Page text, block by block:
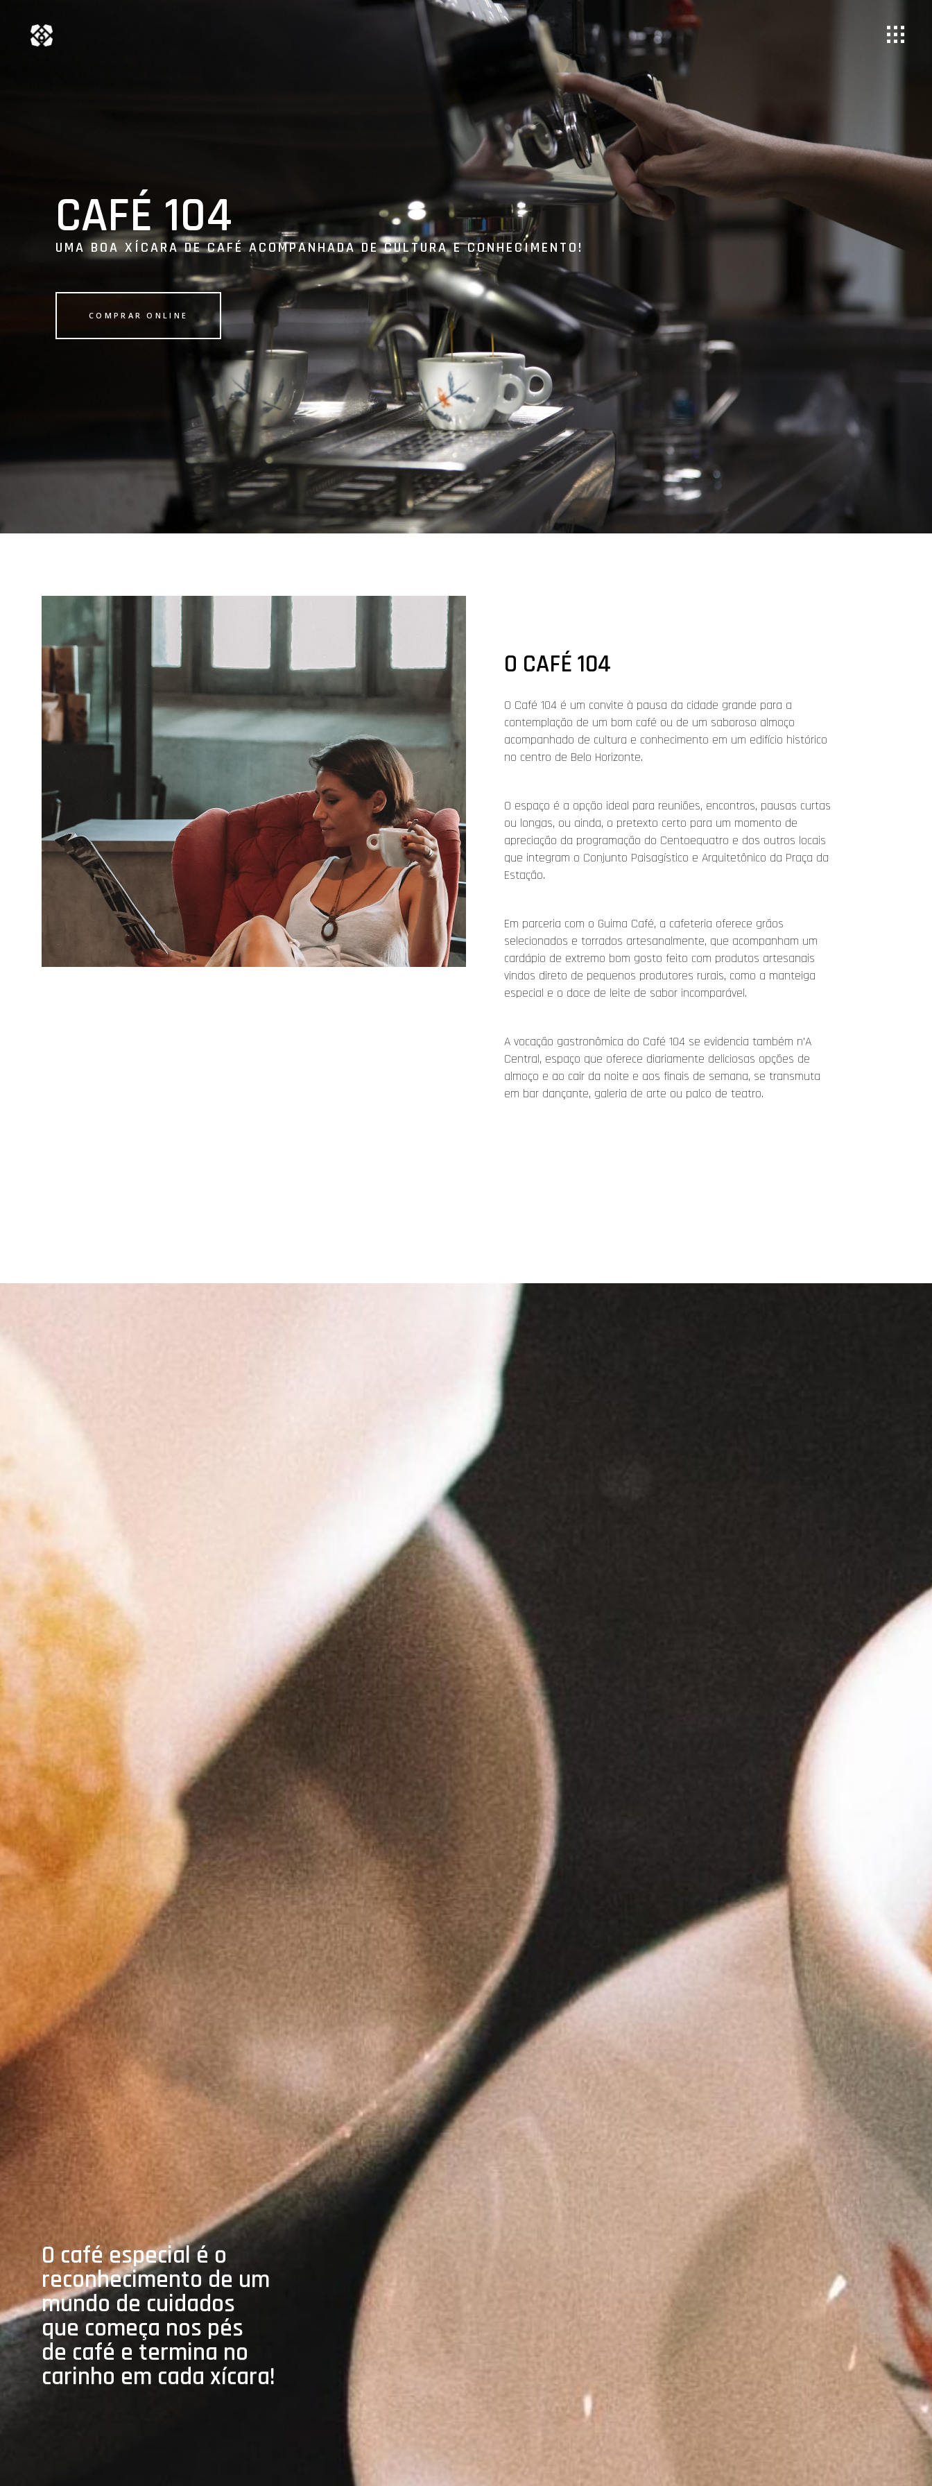
CAFÉ 104
UMA BOA XÍCARA DE CAFÉ ACOMPANHADA DE CULTURA E CONHECIMENTO!
COMPRAR ONLINE
O CAFÉ 104
O Café 104 é um convite à pausa da cidade grande para a
contemplação de um bom café ou de um saboroso almoço
acompanhado de cultura e conhecimento em um edifício histórico
no centro de Belo Horizonte.
O espaço é a opção ideal para reuniões, encontros, pausas curtas
ou longas, ou ainda, o pretexto certo para um momento de
apreciação da programação do Centoequatro e dos outros locais
que integram o Conjunto Paisagístico e Arquitetônico da Praça da
Estação.
Em parceria com o Guima Café, a cafeteria oferece grãos
selecionados e torrados artesanalmente, que acompanham um
cardápio de extremo bom gosto feito com produtos artesanais
vindos direto de pequenos produtores rurais, como a manteiga
especial e o doce de leite de sabor incomparável.
A vocação gastronômica do Café 104 se evidencia também n’A
Central, espaço que oferece diariamente deliciosas opções de
almoço e ao cair da noite e aos finais de semana, se transmuta
em bar dançante, galeria de arte ou palco de teatro.
O café especial é o
reconhecimento de um
mundo de cuidados
que começa nos pés
de café e termina no
carinho em cada xícara!